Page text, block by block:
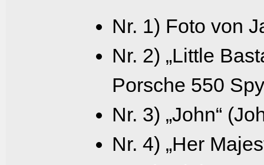
Nr. 1) Foto von
Nr. 2) „Little
Porsche 550
Nr. 3) „John“
Nr. 4) „Her